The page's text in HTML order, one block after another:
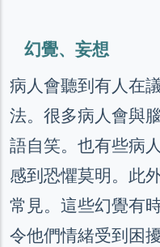
幻覺、妄想
病人會聽到有人在
法。很多病人會與
語自笑。也有些病
感到恐懼莫明。此
常見。這些幻覺有
令他們情緒受到困